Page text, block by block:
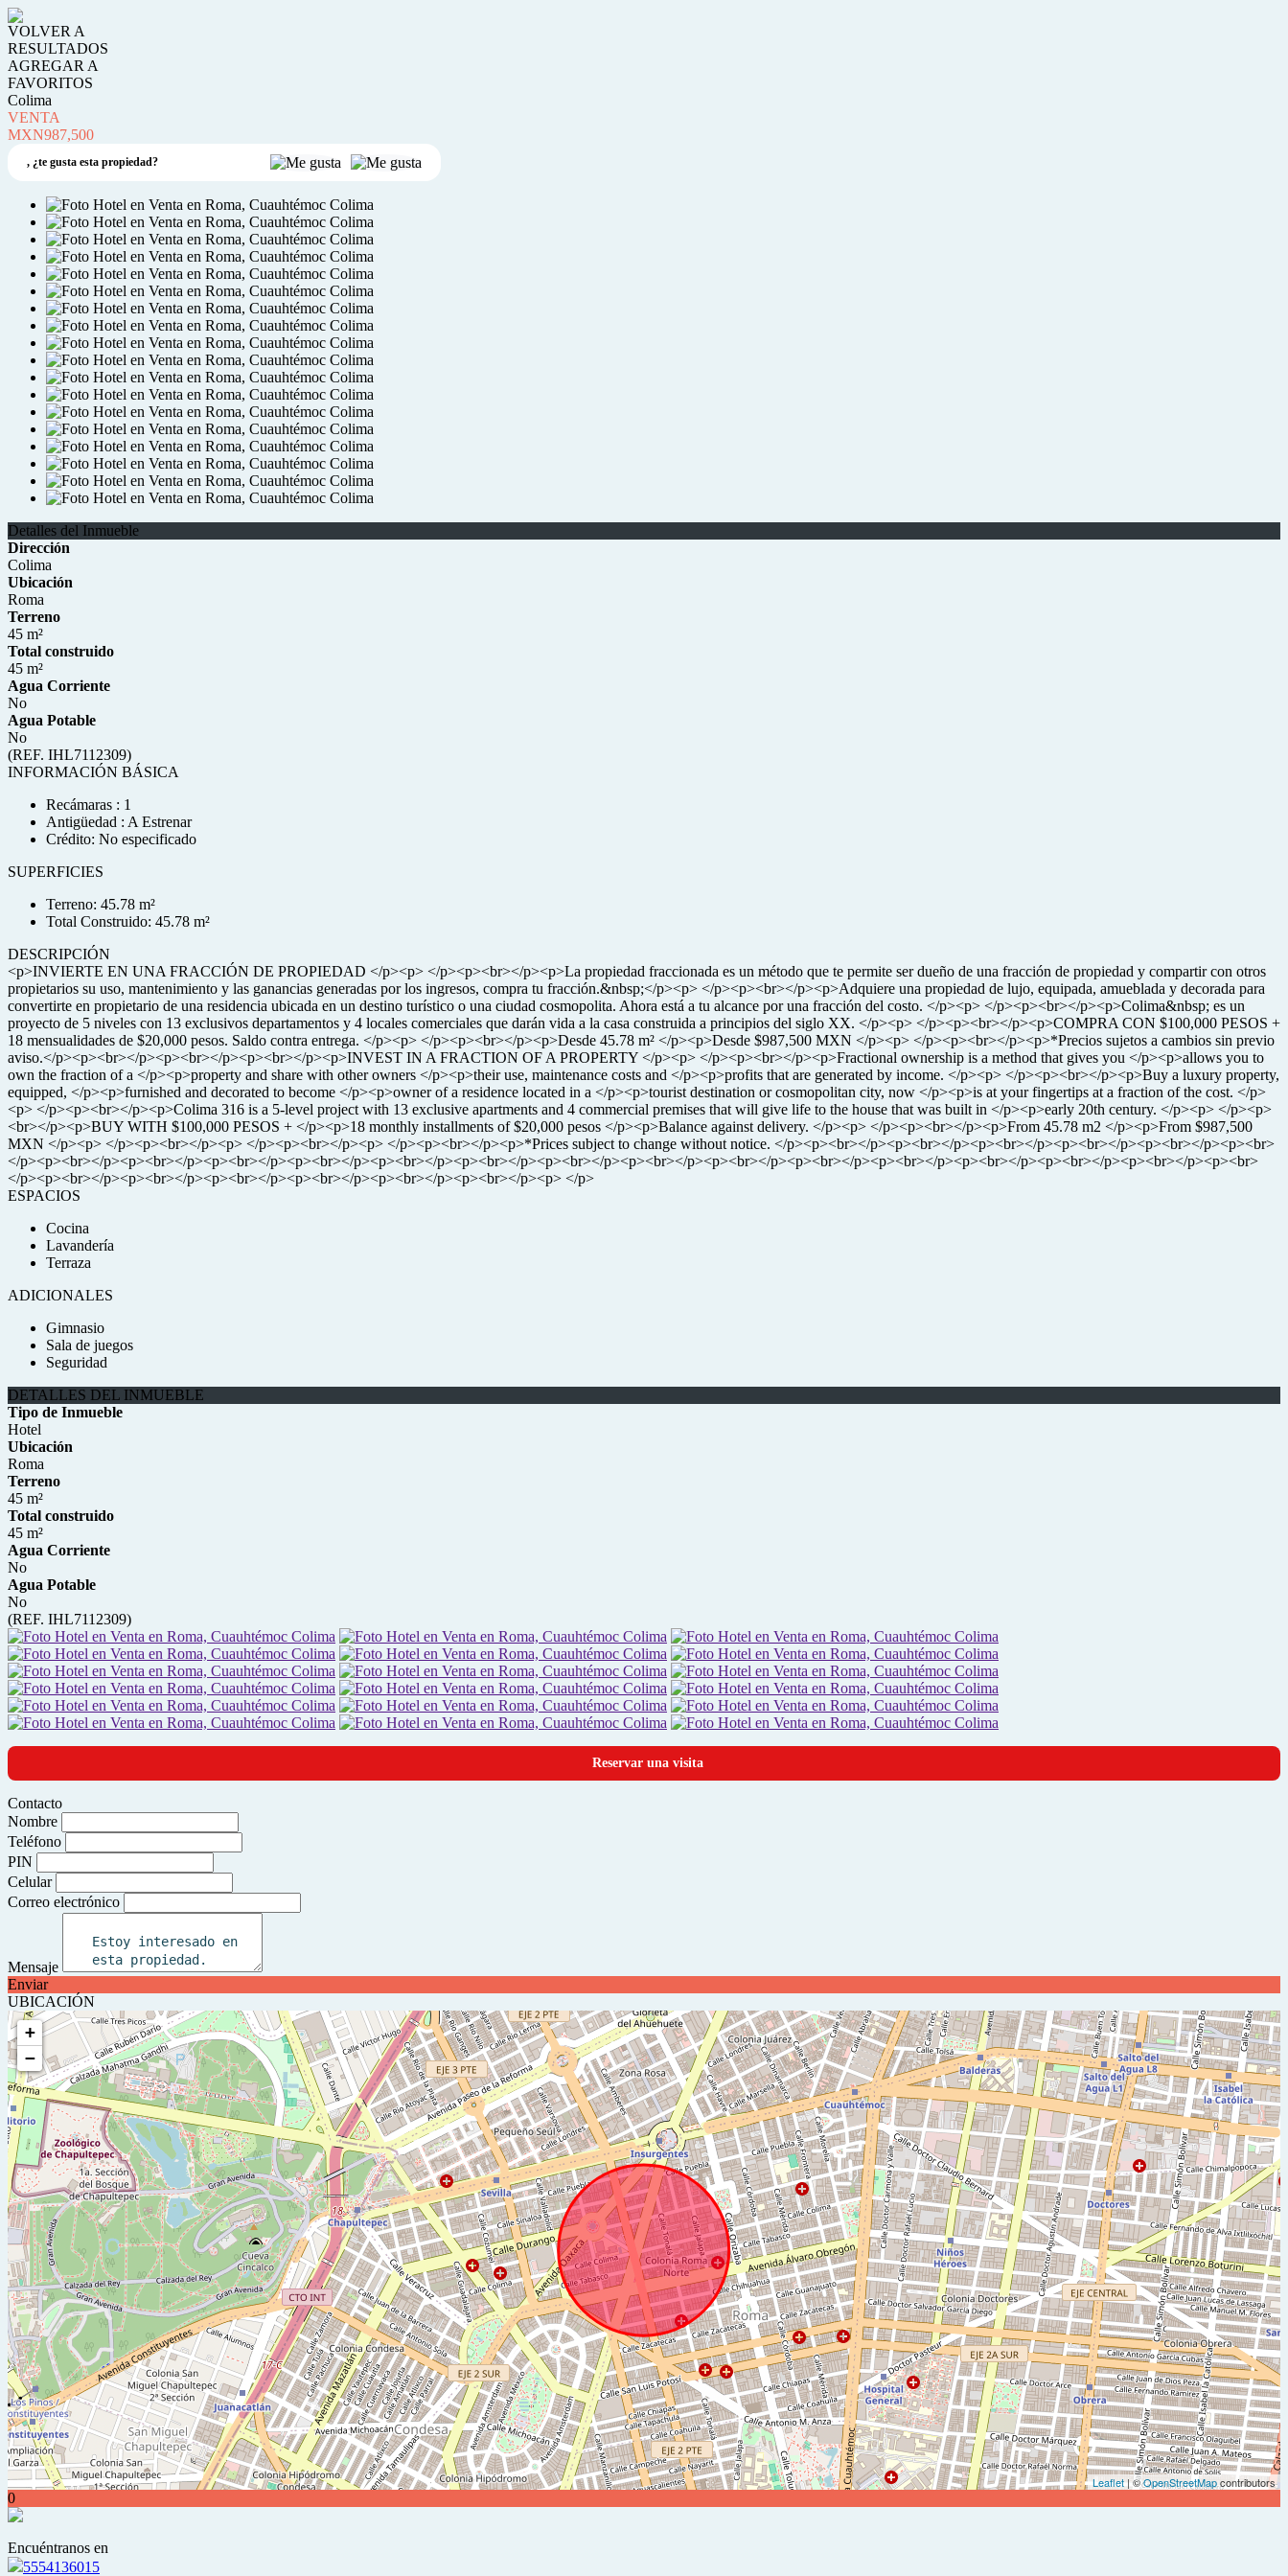
VOLVER A
RESULTADOS
AGREGAR A
FAVORITOS
Colima
VENTA
MXN987,500
, ¿te gusta esta propiedad?
Detalles del Inmueble
Dirección
Colima
Ubicación
Roma
Terreno
45 m²
Total construido
45 m²
Agua Corriente
No
Agua Potable
No
(REF. IHL7112309)
INFORMACIÓN BÁSICA
Recámaras : 1
Antigüedad : A Estrenar
Crédito: No especificado
SUPERFICIES
Terreno: 45.78 m²
Total Construido: 45.78 m²
DESCRIPCIÓN
<p>INVIERTE EN UNA FRACCIÓN DE PROPIEDAD </p><p> </p><p><br></p><p>La propiedad fraccionada es un método que te permite ser dueño de una fracción de propiedad y compartir con otros
propietarios su uso, mantenimiento y las ganancias generadas por los ingresos, compra tu fracción.&nbsp;</p><p> </p><p><br></p><p>Adquiere una propiedad de lujo, equipada, amueblada y decorada para
convertirte en propietario de una residencia ubicada en un destino turístico o una ciudad cosmopolita. Ahora está a tu alcance por una fracción del costo. </p><p> </p><p><br></p><p>Colima&nbsp; es un
proyecto de 5 niveles con 13 exclusivos departamentos y 4 locales comerciales que darán vida a la casa construida a principios del siglo XX. </p><p> </p><p><br></p><p>COMPRA CON $100,000 PESOS +
18 mensualidades de $20,000 pesos. Saldo contra entrega. </p><p> </p><p><br></p><p>Desde 45.78 m² </p><p>Desde $987,500 MXN </p><p> </p><p><br></p><p>*Precios sujetos a cambios sin previo
aviso.</p><p><br></p><p><br></p><p><br></p><p>INVEST IN A FRACTION OF A PROPERTY </p><p> </p><p><br></p><p>Fractional ownership is a method that gives you </p><p>allows you to
own the fraction of a </p><p>property and share with other owners </p><p>their use, maintenance costs and </p><p>profits that are generated by income. </p><p> </p><p><br></p><p>Buy a luxury property,
equipped, </p><p>furnished and decorated to become </p><p>owner of a residence located in a </p><p>tourist destination or cosmopolitan city, now </p><p>is at your fingertips at a fraction of the cost. </p>
<p> </p><p><br></p><p>Colima 316 is a 5-level project with 13 exclusive apartments and 4 commercial premises that will give life to the house that was built in </p><p>early 20th century. </p><p> </p><p>
<br></p><p>BUY WITH $100,000 PESOS + </p><p>18 monthly installments of $20,000 pesos </p><p>Balance against delivery. </p><p> </p><p><br></p><p>From 45.78 m2 </p><p>From $987,500
MXN </p><p> </p><p><br></p><p> </p><p><br></p><p> </p><p><br></p><p>*Prices subject to change without notice. </p><p><br></p><p><br></p><p><br></p><p><br></p><p><br></p><p><br>
</p><p><br></p><p><br></p><p><br></p><p><br></p><p><br></p><p><br></p><p><br></p><p><br></p><p><br></p><p><br></p><p><br></p><p><br></p><p><br></p><p><br></p><p><br>
</p><p><br></p><p><br></p><p><br></p><p><br></p><p><br></p><p><br></p><p> </p>
ESPACIOS
Cocina
Lavandería
Terraza
ADICIONALES
Gimnasio
Sala de juegos
Seguridad
DETALLES DEL INMUEBLE
Tipo de Inmueble
Hotel
Ubicación
Roma
Terreno
45 m²
Total construido
45 m²
Agua Corriente
No
Agua Potable
No
(REF. IHL7112309)
Reservar una visita
Contacto
Nombre
Teléfono
PIN
Celular
Correo electrónico
Mensaje
Enviar
UBICACIÓN
+
−
Leaflet| ©OpenStreetMapcontributors
0
Encuéntranos en
5554136015